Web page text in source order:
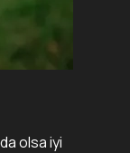
olsa iyi